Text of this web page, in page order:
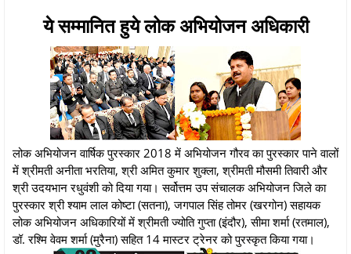
ये सम्मानित हुये लोक अभियोजन अधिकारी
लोक अभियोजन वार्षिक पुरस्कार 2018 में अभियोजन गौरव का पुरस्कार पाने वालों
में श्रीमती अनीता भरतिया, श्री अमित कुमार शुक्ला, श्रीमती मौसमी तिवारी और
श्री उदयभान रधुवंशी को दिया गया। सर्वोत्तम उप संचालक अभियोजन जिले का
पुरस्कार श्री श्याम लाल कोष्टा (सतना), जगपाल सिंह तोमर (खरगोन) सहायक
लोक अभियोजन अधिकारियों में श्रीमती ज्योति गुप्ता (इंदौर), सीमा शर्मा (रतमाल),
डॉ. रश्मि वेवम शर्मा (मुरैना) सहित 14 मास्टर ट्रेनर को पुरस्कृत किया गया।